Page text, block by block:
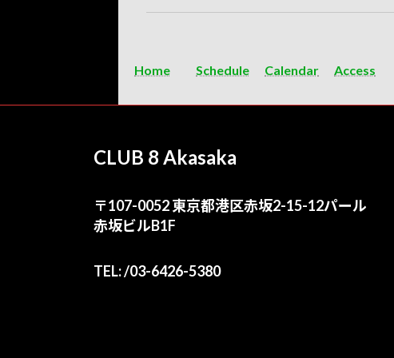
Home Schedule Calendar Access
CLUB 8 Akasaka
〒107-0052 東京都港区赤坂2-15-12パール
赤坂ビルB1F
TEL: /03-6426-5380